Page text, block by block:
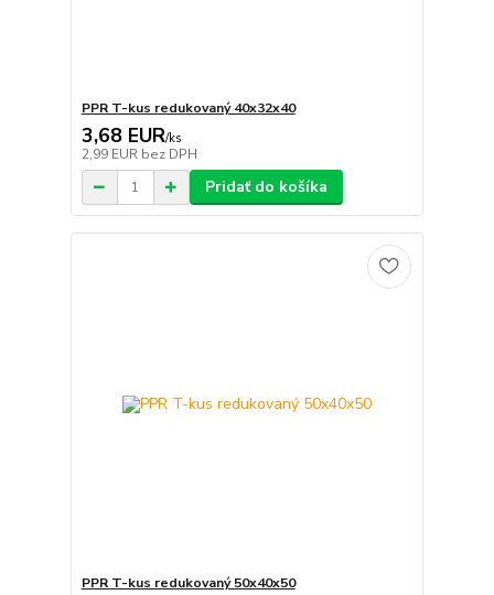
PPR T-kus redukovaný 40x32x40
3,68 EUR/ks
2,99 EUR bez DPH
Pridať do košíka
PPR T-kus redukovaný 50x40x50